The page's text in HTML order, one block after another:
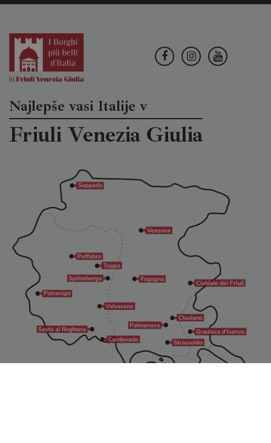
Najlepše vasi Italije v
Friuli Venezia Giulia